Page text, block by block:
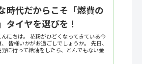
時代だからこそ「燃費の
タイヤを選びを！
にちは。 花粉がひどくなってきている今
皆様いかがお過ごしでしょうか。 先日、
野に行って給油をしたら、とんでもない金額